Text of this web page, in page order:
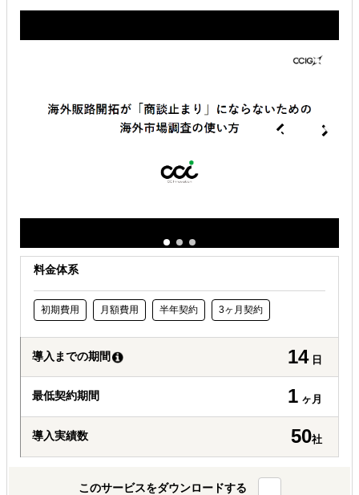
海外進出総合支援 販路拡大（営業代行・販売代理店探し）
どの国に進出するべきか決めたい
許認可や規制調査など輸出／販売の準備をしたい
料金体系
初期費用 月額費用 半年契約 3ヶ月契約
導入までの期間 14日
最低契約期間 1 ヶ月
導入実績数 50社
このサービスをダウンロードする